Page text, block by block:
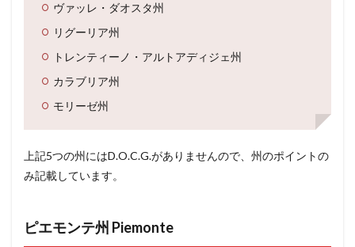
ヴァッレ・ダオスタ州
リグーリア州
トレンティーノ・アルトアディジェ州
カラブリア州
モリーゼ州
上記5つの州にはD.O.C.G.がありませんので、州のポイントの
み記載しています。
ピエモンテ州 Piemonte